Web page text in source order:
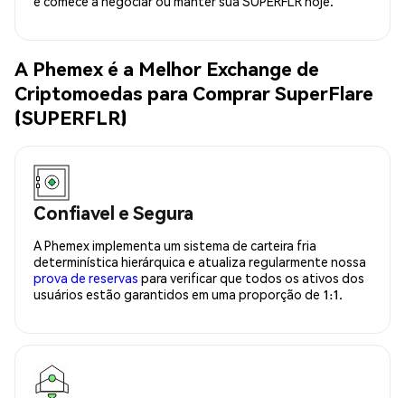
A Phemex é a Melhor Exchange de
Criptomoedas para Comprar SuperFlare
(SUPERFLR)
Confiavel e Segura
A Phemex implementa um sistema de carteira fria
determinística hierárquica e atualiza regularmente nossa
prova de reservas para verificar que todos os ativos dos
usuários estão garantidos em uma proporção de 1:1.